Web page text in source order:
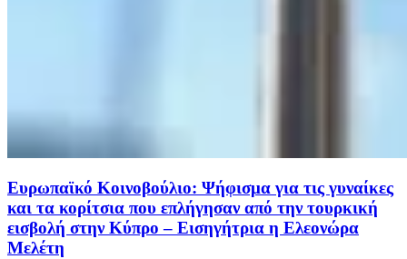
Ευρωπαϊκό Κοινοβούλιο: Ψήφισμα για τις γυναίκες
και τα κορίτσια που επλήγησαν από την τουρκική
εισβολή στην Κύπρο – Εισηγήτρια η Ελεονώρα
Μελέτη